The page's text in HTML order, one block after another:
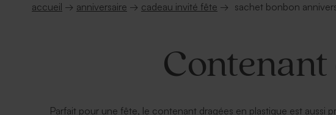
accueil → anniversaire → cadeau invité fête → sachet bonbon
Contenant
Parfait pour une fête, le contenant dragées en plastique est aussi